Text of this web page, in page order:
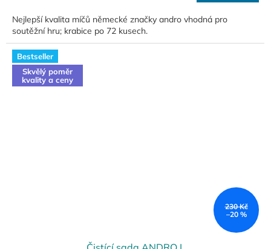
Nejlepší kvalita míčů německé značky andro vhodná pro
soutěžní hru; krabice po 72 kusech.
Bestseller
Skvělý poměr
kvality a ceny
230 Kč
–20 %